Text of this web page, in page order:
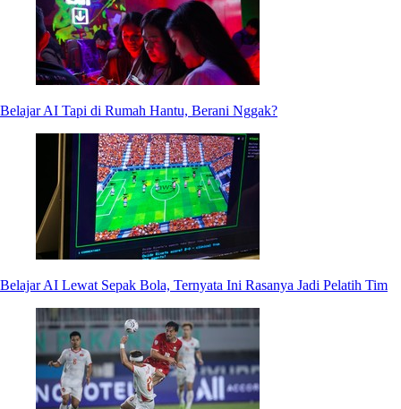
Belajar AI Tapi di Rumah Hantu, Berani Nggak?
Belajar AI Lewat Sepak Bola, Ternyata Ini Rasanya Jadi Pelatih Tim